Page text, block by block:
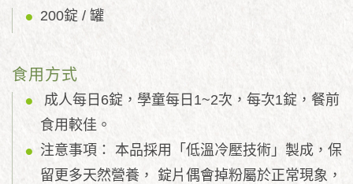
200錠 / 罐
食用方式
成人每日6錠，學童每日1~2次，每次1錠，餐前
食用較佳。
注意事項： 本品採用「低溫冷壓技術」製成，保
留更多天然營養， 錠片偶會掉粉屬於正常現象，